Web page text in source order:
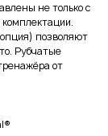
не только с
позволяют
Рубчатые
от